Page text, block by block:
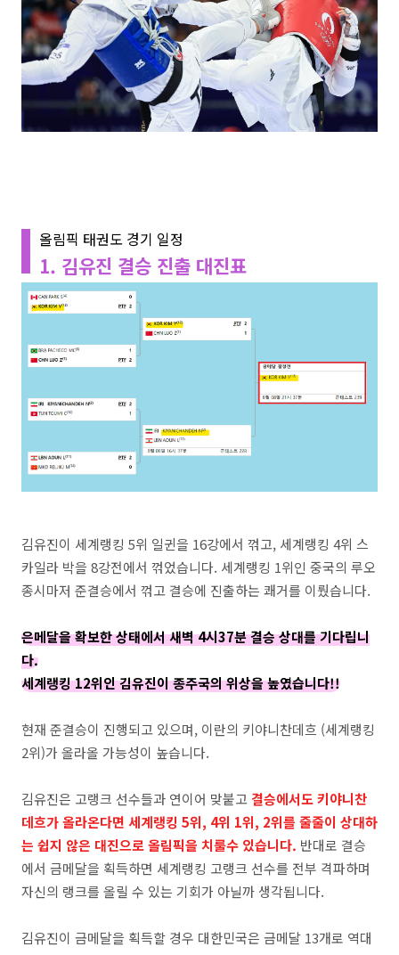
올림픽 태권도 경기 일정
1. 김유진 결승 진출 대진표
김유진이 세계랭킹 5위 일귄을 16강에서 꺾고, 세계랭킹 4위 스
카일라 박을 8강전에서 꺾었습니다. 세계랭킹 1위인 중국의 루오
종시마저 준결승에서 꺾고 결승에 진출하는 쾌거를 이뤘습니다.
은메달을 확보한 상태에서 새벽 4시37분 결승 상대를 기다립니
다.
세계랭킹 12위인 김유진이 종주국의 위상을 높였습니다!!
현재 준결승이 진행되고 있으며, 이란의 키야니찬데흐 (세계랭킹
2위)가 올라올 가능성이 높습니다.
김유진은 고랭크 선수들과 연이어 맞붙고 결승에서도 키야니찬
데흐가 올라온다면 세계랭킹 5위, 4위 1위, 2위를 줄줄이 상대하
는 쉽지 않은 대진으로 올림픽을 치룰수 있습니다. 반대로 결승
에서 금메달을 획득하면 세계랭킹 고랭크 선수를 전부 격파하며
자신의 랭크를 올릴 수 있는 기회가 아닐까 생각됩니다.
김유진이 금메달을 획득할 경우 대한민국은 금메달 13개로 역대